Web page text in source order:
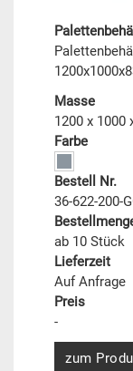
Masse
1200 x 1000
Farbe
Bestell Nr.
36-622-200-
ab 10 Stück
Lieferzeit
Auf Anfrage
Preis
-
zum